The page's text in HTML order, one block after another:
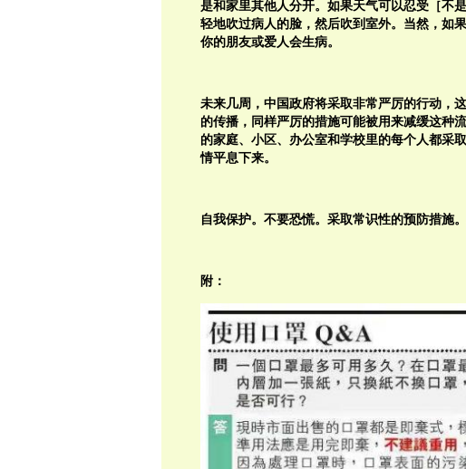
是和家里其他人分开。如果天气可以忍受［不
轻地吹过病人的脸，然后吹到室外。当然，如
你的朋友或爱人会生病。
未来几周，中国政府将采取非常严厉的行动，
的传播，同样严厉的措施可能被用来减缓这种
的家庭、小区、办公室和学校里的每个人都采
情平息下来。
自我保护。不要恐慌。采取常识性的预防措施
附：